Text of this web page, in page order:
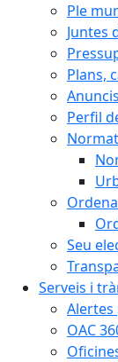
Ple
Juntes
Plans,
Perfil
Seu
Serveis i
OAC